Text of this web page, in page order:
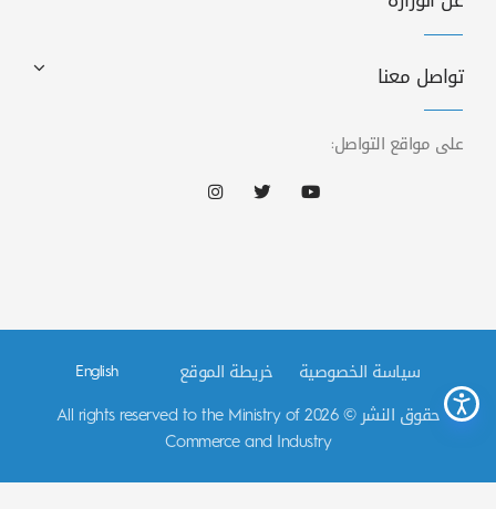
تواصل معنا
على مواقع التواصل:
حقوق النشر © 2026 All rights reserved to the Ministry of
Commerce and Industry
سياسة الخصوصية خريطة الموقع English